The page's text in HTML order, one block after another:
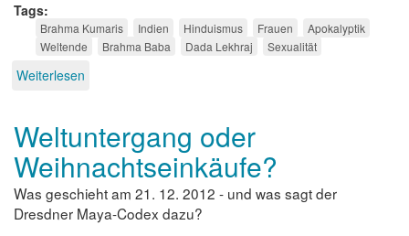
Tags
Brahma Kumaris Indien Hinduismus Frauen
Apokalyptik
Weltende
Brahma Baba Dada Lekhraj Sexualität
Weiterlesen
Dresden
Weltuntergang oder
Weihnachtseinkäufe?
Was geschieht am 21. 12. 2012 - und was sagt der
Dresdner Maya-Codex dazu?